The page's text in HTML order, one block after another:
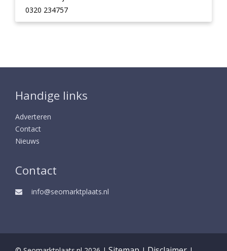
0320 234757
Handige links
Adverteren
Contact
Nieuws
Contact
info@seomarktplaats.nl